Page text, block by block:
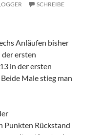
SCHREIBE
Anläufen bisher
ersten
in der ersten
Male stieg man
Punkten Rückstand